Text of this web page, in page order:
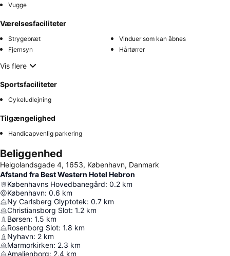
Vugge
Værelsesfaciliteter
Strygebræt
Vinduer som kan åbnes
Fjernsyn
Hårtørrer
Vis flere
Sportsfaciliteter
Cykeludlejning
Tilgængelighed
Handicapvenlig parkering
Beliggenhed
Helgolandsgade 4, 1653, København, Danmark
Afstand fra Best Western Hotel Hebron
Københavns Hovedbanegård: 0.2 km
København: 0.6 km
Ny Carlsberg Glyptotek: 0.7 km
Christiansborg Slot: 1.2 km
Børsen: 1.5 km
Rosenborg Slot: 1.8 km
Nyhavn: 2 km
Marmorkirken: 2.3 km
Amalienborg: 2.4 km